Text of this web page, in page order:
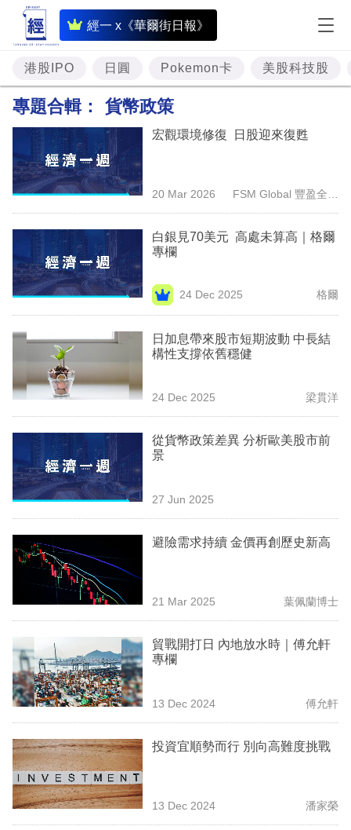
經一 x《華爾街日報》
即
時
財
經
題
投
資
樓
市
理
商
技
職
場
生
時
事
欄
訂
閱
區
港股IPO 日圓 Pokemon卡 美股科技股
專題合輯： 貨幣政策
宏觀環境修復 日股迎來復甦
20 Mar 2026
FSM Global 豐盈全球
（香港）
白銀見70美元 高處未算高｜格爾
專欄
24 Dec 2025 格爾
日加息帶來股市短期波動 中長結
構性支撐依舊穩健
24 Dec 2025 梁貫洋
從貨幣政策差異 分析歐美股市前
景
27 Jun 2025
避險需求持續 金價再創歷史新高
21 Mar 2025 葉佩蘭博士
貿戰開打日 內地放水時｜傅允軒
專欄
13 Dec 2024 傅允軒
投資宜順勢而行 別向高難度挑戰
13 Dec 2024 潘家榮